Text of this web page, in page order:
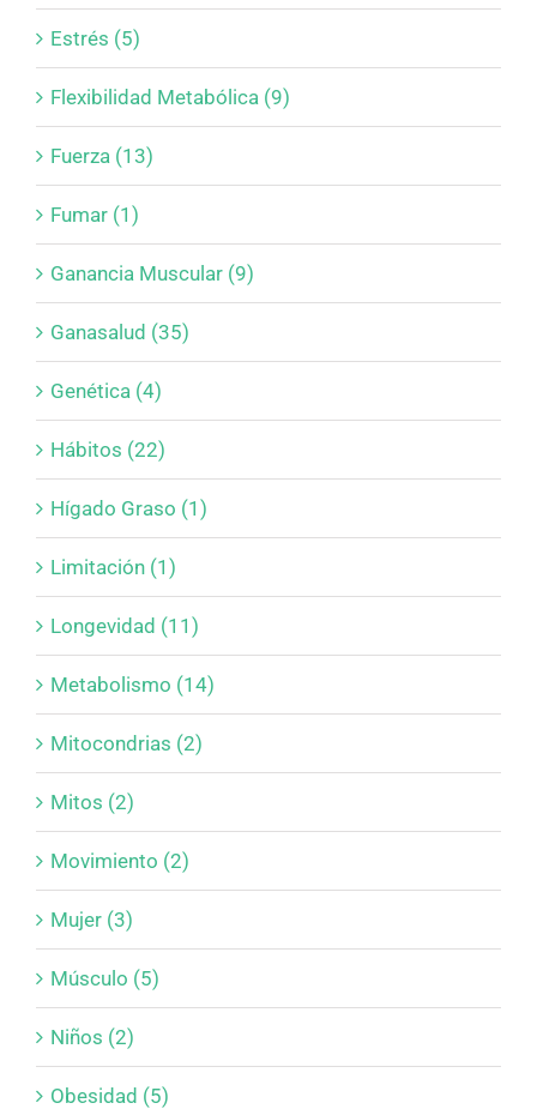
Estrés (5)
Flexibilidad Metabólica (9)
Fuerza (13)
Fumar (1)
Ganancia Muscular (9)
Ganasalud (35)
Genética (4)
Hábitos (22)
Hígado Graso (1)
Limitación (1)
Longevidad (11)
Metabolismo (14)
Mitocondrias (2)
Mitos (2)
Movimiento (2)
Mujer (3)
Músculo (5)
Niños (2)
Obesidad (5)